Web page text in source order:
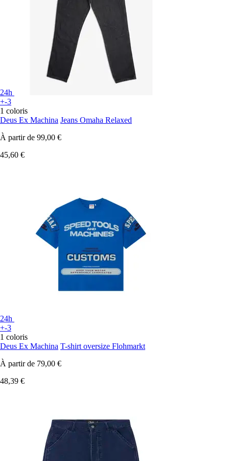
24h
+-3
1 coloris
Deus Ex Machina Jeans Omaha Relaxed
À partir de 99,00 €
45,60 €
24h
+-3
1 coloris
Deus Ex Machina T-shirt oversize Flohmarkt
À partir de 79,00 €
48,39 €